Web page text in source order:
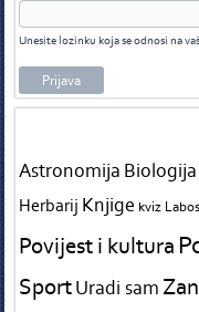
Unesite lozinku koja se odnosi na
Astronomija
Herbarij Knjige kviz Labos
Povijest i kultura
SportUradi sam